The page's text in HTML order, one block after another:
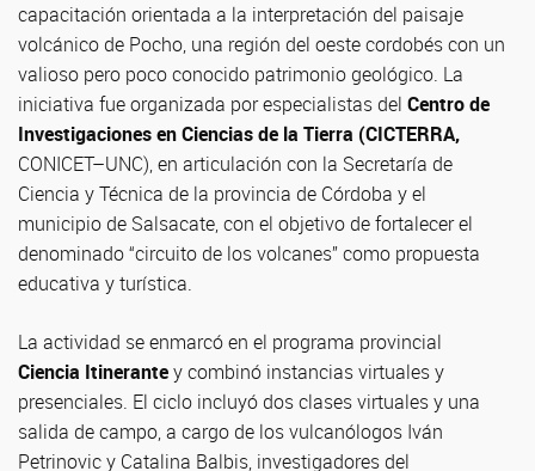
capacitación orientada a la interpretación del paisaje
volcánico de Pocho, una región del oeste cordobés con un
valioso pero poco conocido patrimonio geológico. La
iniciativa fue organizada por especialistas del Centro de
Investigaciones en Ciencias de la Tierra (CICTERRA,
CONICET–UNC), en articulación con la Secretaría de
Ciencia y Técnica de la provincia de Córdoba y el
municipio de Salsacate, con el objetivo de fortalecer el
denominado “circuito de los volcanes” como propuesta
educativa y turística.
La actividad se enmarcó en el programa provincial
Ciencia Itinerantey combinó instancias virtuales y
presenciales. El ciclo incluyó dos clases virtuales y una
salida de campo, a cargo de los vulcanólogos Iván
Petrinovic y Catalina Balbis, investigadores del